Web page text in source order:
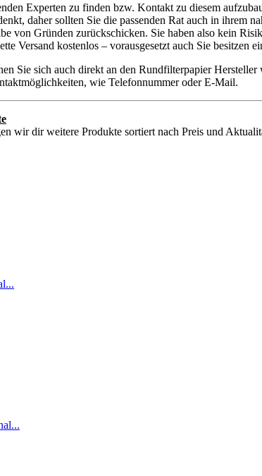
Experten zu finden bzw. Kontakt zu diesem
daher sollten Sie die passenden Rat auch in ihrem
von Gründen zurückschicken. Sie haben also kein
Versand kostenlos – vorausgesetzt auch Sie besitzen
Sie sich auch direkt an den Rundfilterpapier
wie Telefonnummer oder E-Mail.
wir dir weitere Produkte sortiert nach Preis und